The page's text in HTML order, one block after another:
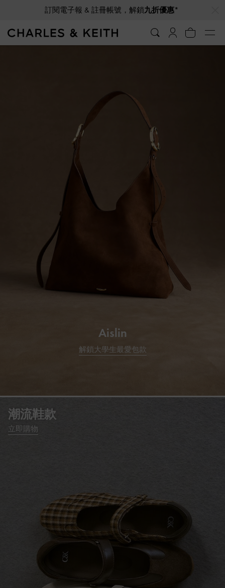
訂閱電子報 & 註冊帳號，解鎖九折優惠*
Aislin
解鎖大學生最愛包款
潮流鞋款
立即購物